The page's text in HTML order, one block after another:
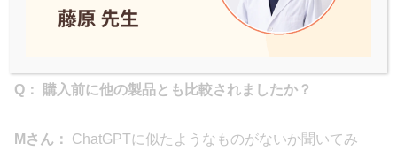
と気になっていたところに、またインスタで流れてき
Q： 購入前に他の製品とも比較されましたか？
Mさん：
ChatGPTに似たようなものがないか聞いてみ